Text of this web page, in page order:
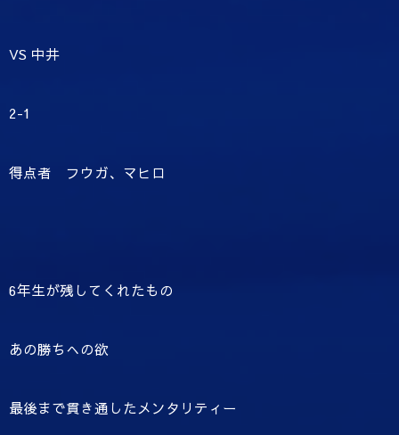
VS 中井
2-1
得点者 フウガ、マヒロ
6年生が残してくれたもの
あの勝ちへの欲
最後まで貫き通したメンタリティー